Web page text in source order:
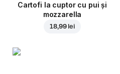
Cartofi la cuptor cu pui și
mozzarella
18,99 lei